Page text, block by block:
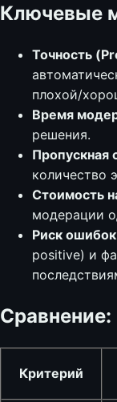
Ключевые
Точность
плохой/
Время
решения.
Пропускная
количество
Стоимость
модерации
Риск ошибок
positive) и
Критерий